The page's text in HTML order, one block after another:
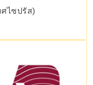
ศไซปรัส)